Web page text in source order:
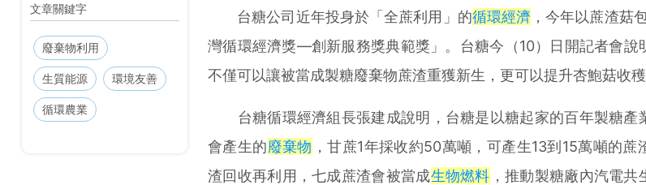
文章關鍵字
廢棄物利用
生質能源 環境友善
循環農業
台糖公司近年投身於「全蔗利用」的循環經濟 ，今年以蔗渣菇
灣循環經濟獎—創新服務獎典範獎」。台糖今（10）日開記者會說
不僅可以讓被當成製糖廢棄物蔗渣重獲新生，更可以提升杏鮑菇收穫
台糖循環經濟組長張建成說明，台糖是以糖起家的百年製糖產
會產生的廢棄物 ，甘蔗1年採收約50萬噸，可產生13到15萬噸的
渣回收再利用，七成蔗渣會被當成生物燃料 ，推動製糖廠內汽電